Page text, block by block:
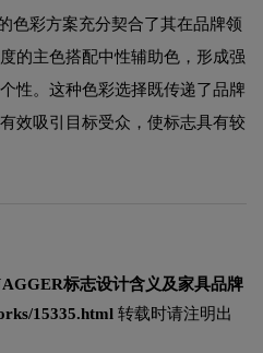
色彩方案充分契合了其在品牌领
的主色搭配中性辅助色，形成强
性。这种色彩选择既传递了品牌
效吸引目标受众，使标志具有较
标志设计含义及家具品牌
15335.html 转载时请注明出